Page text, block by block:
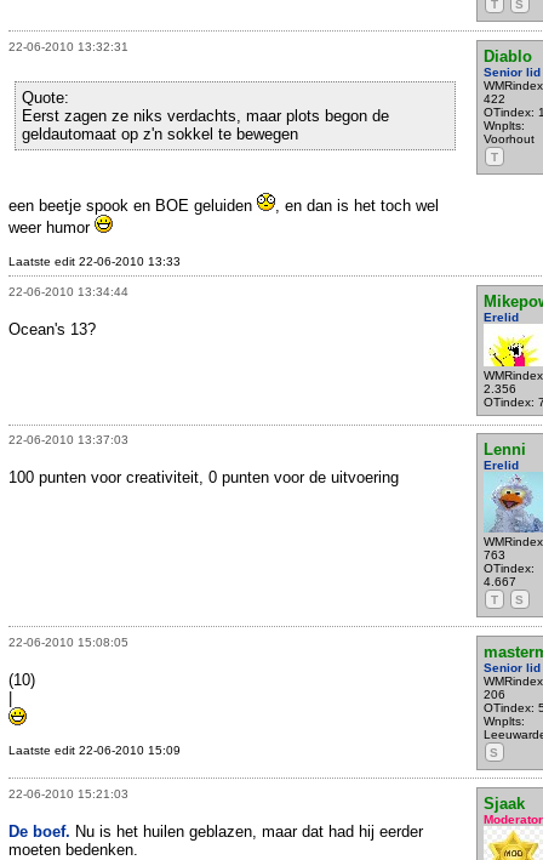
T S
22-06-2010 13:32:31
Diablo
Senior lid
422
OTindex:
Wnplts:
Voorhout
T
Quote:
Eerst zagen ze niks verdachts, maar plots begon de
geldautomaat op z'n sokkel te bewegen
een beetje spook en BOE geluiden
, en dan is het toch wel
weer humor
Laatste edit 22-06-2010 13:33
22-06-2010 13:34:44
Erelid
2.356
OTindex:
Ocean's 13?
22-06-2010 13:37:03
Lenni
Erelid
763
OTindex:
4.667
T
S
100 punten voor creativiteit, 0 punten voor de uitvoering
22-06-2010 15:08:05
Senior lid
206
OTindex:
Wnplts:
S
(10)
|
Laatste edit 22-06-2010 15:09
22-06-2010 15:21:03
Sjaak
Moderator
De boef. Nu is het huilen geblazen, maar dat had hij eerder
moeten bedenken.